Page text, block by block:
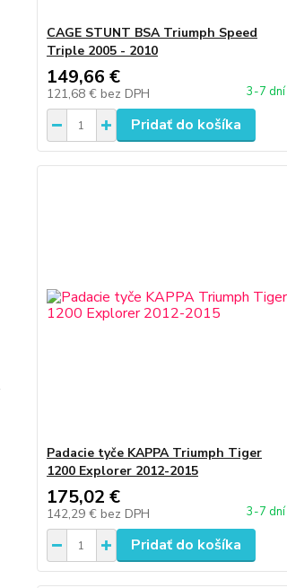
CAGE STUNT BSA Triumph Speed
Triple 2005 - 2010
149,66 €
121,68 € bez DPH 3-7 dní
Pridať do košíka
Padacie tyče KAPPA Triumph Tiger
1200 Explorer 2012-2015
175,02 €
142,29 € bez DPH 3-7 dní
Pridať do košíka